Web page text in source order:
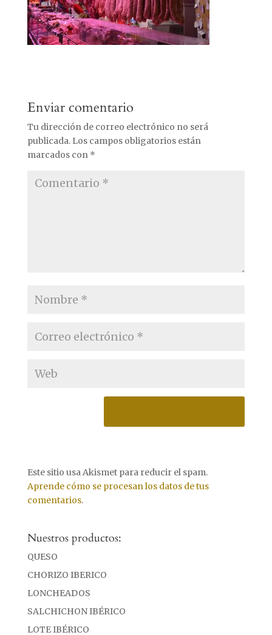
Enviar comentario
Tu dirección de correo electrónico no será
publicada. Los campos obligatorios están
marcados con *
Este sitio usa Akismet para reducir el spam.
Aprende cómo se procesan los datos de tus
comentarios.
Nuestros productos:
QUESO
CHORIZO IBERICO
LONCHEADOS
SALCHICHON IBÉRICO
LOTE IBÉRICO